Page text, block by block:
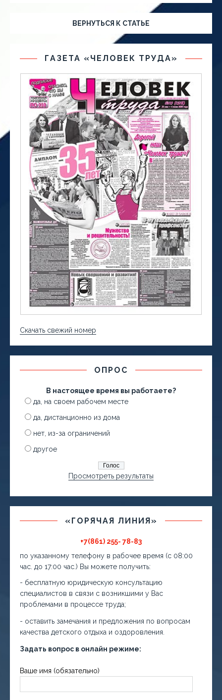
ВЕРНУТЬСЯ К СТАТЬЕ
ГАЗЕТА «ЧЕЛОВЕК ТРУДА»
Скачать свежий номер
ОПРОС
В настоящее время вы работаете?
да, на своем рабочем месте
да, дистанционно из дома
нет, из-за ограничений
другое
Просмотреть результаты
«ГОРЯЧАЯ ЛИНИЯ»
+7(861) 255- 78-83
по указанному телефону в рабочее время (с 08:00
час. до 17:00 час.) Вы можете получить:
- бесплатную юридическую консультацию
специалистов в связи с возникшими у Вас
проблемами в процессе труда;
- оставить замечания и предложения по вопросам
качества детского отдыха и оздоровления.
Задать вопрос в онлайн режиме:
Ваше имя (обязательно)